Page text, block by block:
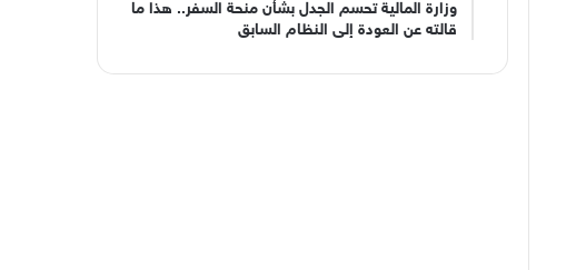
وزارة المالية تحسم الجدل بشأن منحة السفر.. هذا ما
قالته عن العودة إلى النظام السابق